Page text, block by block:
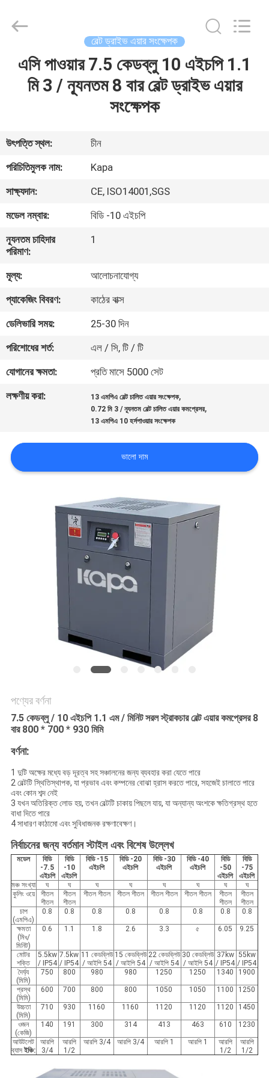
বাড়ি
ভিডিও
সম্পর্কে
কারখানা
গুণমান
নিয়ন্ত্রণ
সাথে
যোগাযোগ
খবর
PRIVACY
POLICY
Gas
Technology
Reserved.
বেল্ট ড্রাইভ এয়ার সংক্ষেপক
এসি পাওয়ার 7.5 কেডব্লু 10 এইচপি 1.1
মি 3 / ন্যূনতম 8 বার বেল্ট ড্রাইভ এয়ার
সংক্ষেপক
উৎপত্তি স্থল:
চীন
পরিচিতিমুলক নাম:
Kapa
সাক্ষ্যদান:
CE, ISO14001,SGS
মডেল নম্বার:
বিডি -10 এইচপি
ন্যূনতম চাহিদার
পরিমাণ:
1
মূল্য:
আলোচনাযোগ্য
প্যাকেজিং বিবরণ:
কাঠের বাক্স
ডেলিভারি সময়:
25-30 দিন
পরিশোধের শর্ত:
এল / সি, টি / টি
যোগানের ক্ষমতা:
প্রতি মাসে 5000 সেট
লক্ষণীয় করা:
13 এমপিএ বেল্ট চালিত এয়ার সংক্ষেপক,
0.72 মি 3 / ন্যূনতম বেল্ট চালিত এয়ার কমপ্রেসর,
13 এমপিএ 10 হর্সপাওয়ার সংক্ষেপক
ভালো দাম
পণ্যের বর্ণনা
7.5 কেডব্লু / 10 এইচপি 1.1 এম / মিনিট সরল স্ট্রাকচার বেল্ট এয়ার কমপ্রেসর 8
বার 800 * 700 * 930 মিমি
বর্ণনা:
1 দুটি অক্ষের মধ্যে বড় দূরত্ব সহ সঞ্চালনের জন্য ব্যবহার করা যেতে পারে
2 বেল্টটি স্থিতিস্থাপক, যা প্রভাব এবং কম্পনের বোঝা হ্রাস করতে পারে, সহজেই চালাতে পারে
এবং কোন শব্দ নেই
3 যখন অতিরিক্ত লোড হয়, তখন বেল্টটি চাকায় পিছলে যায়, যা অন্যান্য অংশকে ক্ষতিগ্রস্থ হতে
বাধা দিতে পারে
4 সাধারণ কাঠামো এবং সুবিধাজনক রক্ষণাবেক্ষণ।
নির্বাচনের জন্য বর্তমান স্টাইল এবং বিশেষ উল্লেখ
মডেল
বিডি
-7.5
এইচপি
বিডি
-10
এইচপি
বিডি -15
এইচপি
বিডি -20
এইচপি
বিডি -30
এইচপি
বিডি -40
এইচপি
বিডি
-50
এইচপি
বিডি
-75
এইচপি
মঞ্চ সংখ্যা
ঘ ঘ ঘ ঘ ঘ ঘ ঘ
ঘ
কুলিং ওয়ে
শীতল
শীতল
শীতল
শীতল
শীতল শীতল শীতল শীতল শীতল শীতল শীতল শীতল
শীতল
শীতল
শীতল
শীতল
চাপ
(এমপিএ)
0.8 0.8 0.8 0.8 0.8 0.8 0.8 0.8
ক্ষমতা
(মিঘ/
মিনিট)
0.6 1.1 1.8 2.6 3.3 ৫ 6.05 9.25
মোটর
শক্তি
5.5kw
/ IP54
7.5kw
/ IP54
11 কেডব্লিউ
/ আইপি 54
15 কেডব্লিউ
/ আইপি 54
22 কেডব্লিউ
/ আইপি 54
30 কেডব্লিউ
/ আইপি 54
37kw
/ IP54
55kw
/ IP54
দৈর্ঘ্য
(মিমি)
750 800 980 980 1250 1250 1340 1900
প্রস্থ
(মিমি)
600 700 800 800 1050 1050 1100 1250
উচ্চতা
(মিমি)
710 930 1160 1160 1120 1120 1120 1450
ওজন
(কেজি)
140 191 300 314 413 463 610 1230
আউটলেট
ব্যাসইঞ্চি:
আরপি
3/4
আরপি
1/2
আরপি 3/4 আরপি 3/4 আরপি 1 আরপি 1
আরপি
1/2
আরপি
1/2